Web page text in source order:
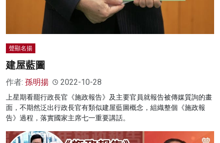
聲顯名揚
建屋藍圖
作者: 孫明揚 2022-10-28
上星期看罷行政長官《施政報告》及主要官員就報告被傳媒質詢的畫
面，不期然泛出行政長官有類似建屋藍圖概念，組織整個《施政報
告》過程，落實國家主席七一重要講話。